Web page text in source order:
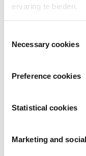
ervaring te bieden.
Necessary cookies
Preference cookies
Statistical cookies
Marketing and
5-pack
herkenbare smaak
Strawberry